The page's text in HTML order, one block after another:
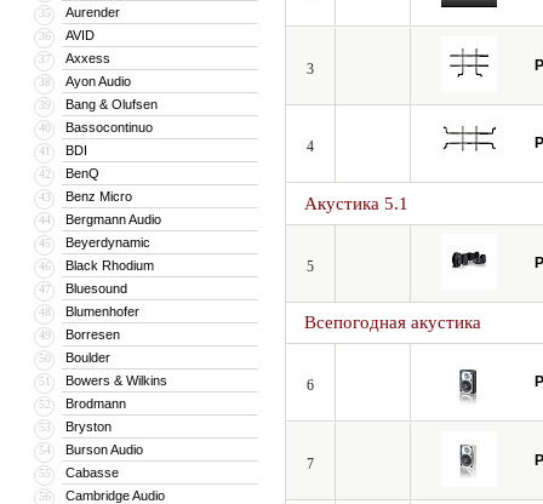
35 Aurender
36 AVID
37 Axxess
38 Ayon Audio
39 Bang & Olufsen
40 Bassocontinuo
41 BDI
42 BenQ
43 Benz Micro
44 Bergmann Audio
45 Beyerdynamic
46 Black Rhodium
47 Bluesound
48 Blumenhofer
49 Borresen
50 Boulder
51 Bowers & Wilkins
52 Brodmann
53 Bryston
54 Burson Audio
55 Cabasse
56 Cambridge Audio
3
4
Акустика 5.1
5
Всепогодная акустика
6
7